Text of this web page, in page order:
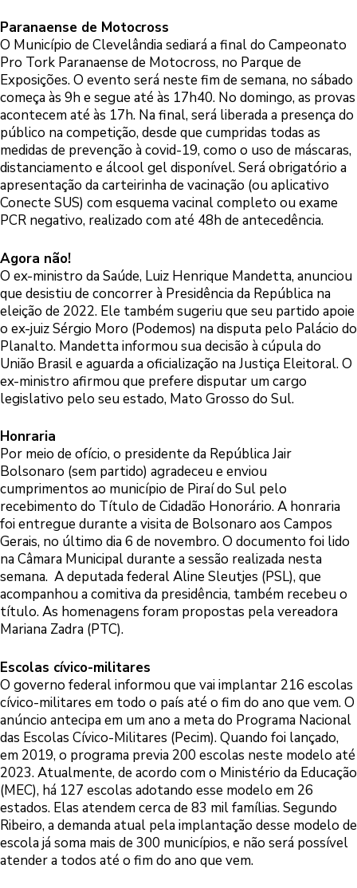
Paranaense de Motocross
O Município de Clevelândia sediará a final do Campeonato
Pro Tork Paranaense de Motocross, no Parque de
Exposições. O evento será neste fim de semana, no sábado
começa às 9h e segue até às 17h40. No domingo, as provas
acontecem até às 17h. Na final, será liberada a presença do
público na competição, desde que cumpridas todas as
medidas de prevenção à covid-19, como o uso de máscaras,
distanciamento e álcool gel disponível. Será obrigatório a
apresentação da carteirinha de vacinação (ou aplicativo
Conecte SUS) com esquema vacinal completo ou exame
PCR negativo, realizado com até 48h de antecedência.
Agora não!
O ex-ministro da Saúde, Luiz Henrique Mandetta, anunciou
que desistiu de concorrer à Presidência da República na
eleição de 2022. Ele também sugeriu que seu partido apoie
o ex-juiz Sérgio Moro (Podemos) na disputa pelo Palácio do
Planalto. Mandetta informou sua decisão à cúpula do
União Brasil e aguarda a oficialização na Justiça Eleitoral. O
ex-ministro afirmou que prefere disputar um cargo
legislativo pelo seu estado, Mato Grosso do Sul.
Honraria
Por meio de ofício, o presidente da República Jair
Bolsonaro (sem partido) agradeceu e enviou
cumprimentos ao município de Piraí do Sul pelo
recebimento do Título de Cidadão Honorário. A honraria
foi entregue durante a visita de Bolsonaro aos Campos
Gerais, no último dia 6 de novembro. O documento foi lido
na Câmara Municipal durante a sessão realizada nesta
semana. A deputada federal Aline Sleutjes (PSL), que
acompanhou a comitiva da presidência, também recebeu o
título. As homenagens foram propostas pela vereadora
Mariana Zadra (PTC).
Escolas cívico-militares
O governo federal informou que vai implantar 216 escolas
cívico-militares em todo o país até o fim do ano que vem. O
anúncio antecipa em um ano a meta do Programa Nacional
das Escolas Cívico-Militares (Pecim). Quando foi lançado,
em 2019, o programa previa 200 escolas neste modelo até
2023. Atualmente, de acordo com o Ministério da Educação
(MEC), há 127 escolas adotando esse modelo em 26
estados. Elas atendem cerca de 83 mil famílias. Segundo
Ribeiro, a demanda atual pela implantação desse modelo de
escola já soma mais de 300 municípios, e não será possível
atender a todos até o fim do ano que vem.